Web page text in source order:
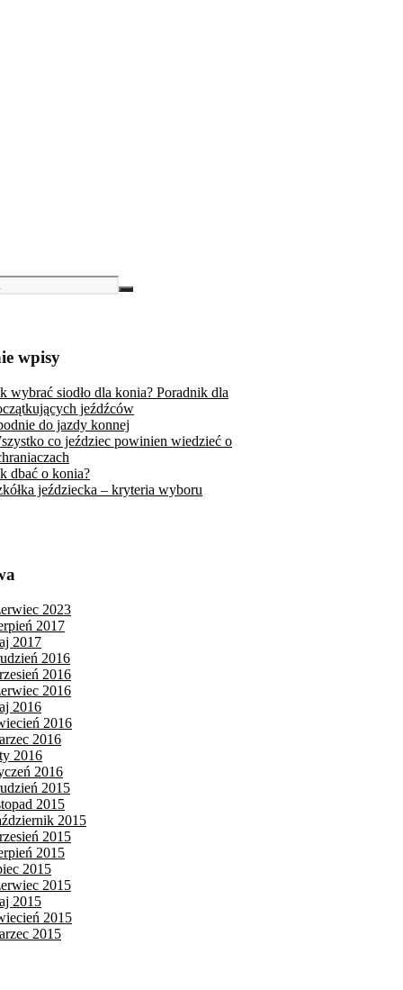
wpisy
wybrać siodło dla konia? Poradnik dla
jeźdźców
do jazdy konnej
co jeździec powinien wiedzieć o
dbać o konia?
jeździecka – kryteria wyboru
2023
2017
2017
2016
2016
2016
2016
2016
2016
2016
2016
2015
2015
2015
2015
2015
2015
2015
2015
2015
2015